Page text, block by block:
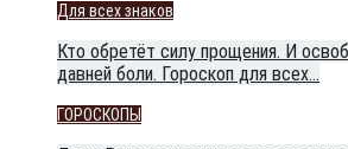
Для всех знаков
Кто обретёт силу прощения. И
давней боли. Гороскоп для всех…
ГОРОСКОПЫ